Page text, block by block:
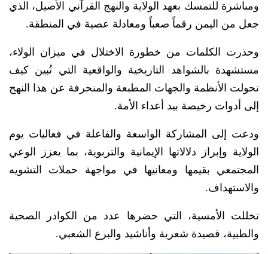
ومباشرة للتمسك بعهد الولاية والنهج القرآني الأصيل، الذي
جعل من اليمن رقماً صعباً ومعادلة عصية في المنطقة.
وحذرت الكلمات من خطورة الاختلال في ميزان الولاء،
مستشهدة بالشواهد التاريخية والواقعية التي تُبين كيف
تحولت الأنظمة والجهات المطبعة والمنحرفة عن هذا النهج
إلى أدوات رخيصة بيد أعداء الأمة.
ودعت إلى المشاركة الواسعة والفاعلة في فعاليات يوم
الولاية وإبراز دلالاتها الإيمانية والتربوية، بما يعزز الوعي
المجتمعي بقيمها ومعانيها في مواجهة حملات التشويه
والاستهداف.
تخللت الأمسية، التي حضرها عدد من الكوادر الصحية
والطبية، قصيدة شعرية وأناشيد والبرع الشعبي.